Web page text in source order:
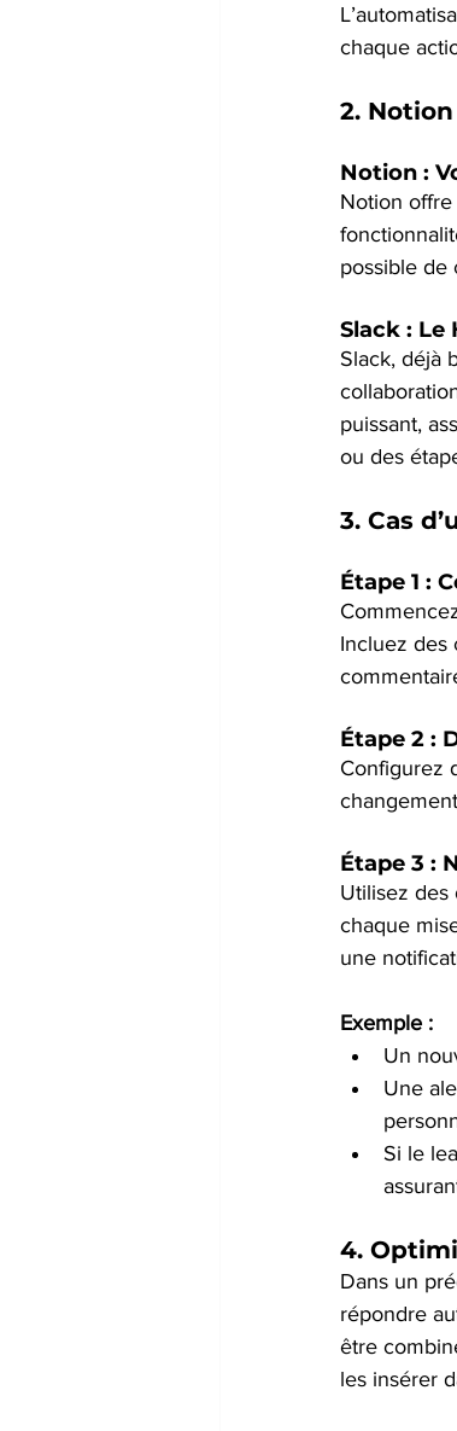
chaque
2. Notion
Notion :
Notion
possible de
Slack : Le
Slack, déjà
puissant,
ou des
3. Cas
Étape 1 :
Incluez des
Étape 2 :
Configurez
Étape 3 :
Utilisez des
chaque
une
Exemple :
Un
Une
Si le
4.
Dans un
répondre
être
les insérer